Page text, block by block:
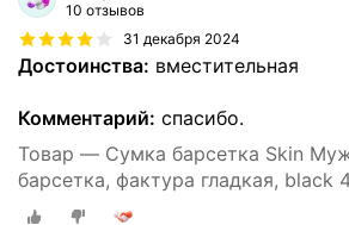
10 отзывов
31 декабря 2024
Достоинства: вместительная
Комментарий: спасибо.
Товар — Сумка барсетка Skin
барсетка, фактура гладкая, black